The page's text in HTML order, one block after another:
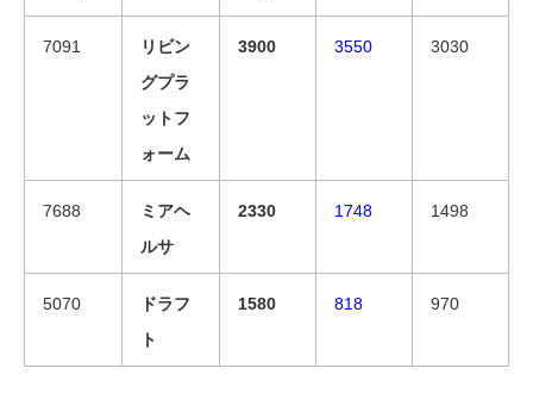
7091
リビン
グプラ
ットフ
ォーム
3900 3550 3030
7688
ミアヘ
ルサ
2330 1748 1498
5070
ドラフ
ト
1580 818 970